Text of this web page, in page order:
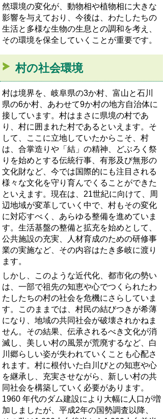
然環境の変化が、動物相や植物相に大きな
影響を与えており、今後は、わたしたちの
生活と多様な生物の生息との調和を考え、
その環境を保全していくことが重要です。
村の社会環境
村は境界を、岐阜県の3か村、富山と石川
県の6か村、あわせて9か村の地方自治体に
接しています。村はまさに県境の村であ
り、村に囲まれた村であるといえます。そ
して、ここに立地していたからこそ、村
は、合掌造りや「結」の精神、どぶろく祭
りを始めとする伝統行事、有形及び無形の
文化財など、今では国際的にも注目される
様々な文化を守り育んでくることができた
といえます。現在は、21世紀に向けて、周
辺地域が変革していく中で、村もその変化
に対応すべく、あらゆる整備を進めていま
す。生活基盤の整備と拡充を始めとして、
公共施設の充実、人材育成のための研修事
業の実施など、その内容はたき多岐に渡り
ます。
しかし、このような近代化、都市化の勢い
は、一部で祖先の知恵や心でつくられたわ
たしたちの村の社会を危機にさらしていま
す。このままでは、村民の結びつきが希薄
になり、地域の共同社会が破壊されかねま
せん。その結果、伝承されるべき文化が消
滅し、美しい村の風景が荒廃するなど、白
川郷らしい姿が失われていくことも心配さ
れます。村に根付いた白川びとの知恵や心
を継承し、充実させながら、新しい村の共
同社会を構築していく必要があります。
1960 年代のダム建設により大幅に人口が増
加しましたが、平成2年の国勢調査以降、